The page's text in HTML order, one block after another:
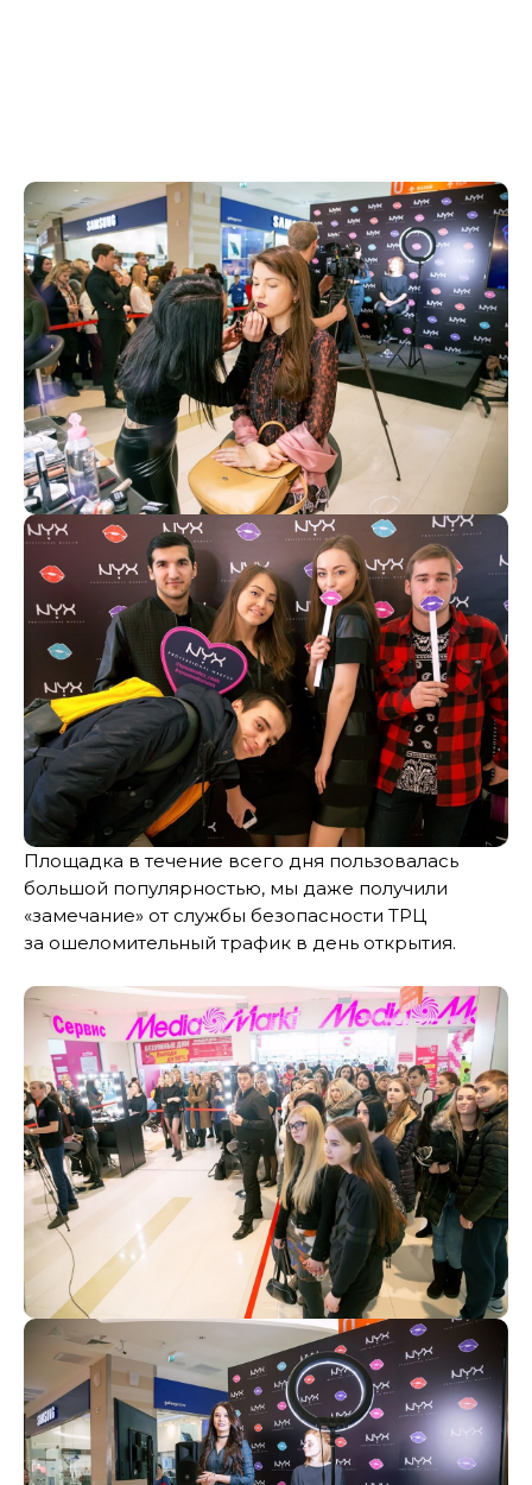
Площадка в течение всего дня пользовалась
большой популярностью, мы даже получили
«замечание» от службы безопасности ТРЦ
за ошеломительный трафик в день открытия.
agency@equilon.ru
+ 7 (347) 246 888 6
© 2001–2026 Группа компаний «ЭКВИЛОН». Все права защищены.
Политика конфиденциальности
Пользовательское соглашение |
Услуги Портфолио
О нас
Статьи
Контакты
стать клиентом